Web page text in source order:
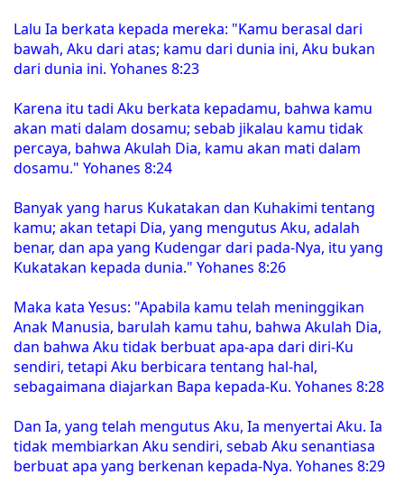
Lalu Ia berkata kepada mereka: "Kamu berasal dari
bawah, Aku dari atas; kamu dari dunia ini, Aku bukan
dari dunia ini. Yohanes 8:23
Karena itu tadi Aku berkata kepadamu, bahwa kamu
akan mati dalam dosamu; sebab jikalau kamu tidak
percaya, bahwa Akulah Dia, kamu akan mati dalam
dosamu." Yohanes 8:24
Banyak yang harus Kukatakan dan Kuhakimi tentang
kamu; akan tetapi Dia, yang mengutus Aku, adalah
benar, dan apa yang Kudengar dari pada-Nya, itu yang
Kukatakan kepada dunia." Yohanes 8:26
Maka kata Yesus: "Apabila kamu telah meninggikan
Anak Manusia, barulah kamu tahu, bahwa Akulah Dia,
dan bahwa Aku tidak berbuat apa-apa dari diri-Ku
sendiri, tetapi Aku berbicara tentang hal-hal,
sebagaimana diajarkan Bapa kepada-Ku. Yohanes 8:28
Dan Ia, yang telah mengutus Aku, Ia menyertai Aku. Ia
tidak membiarkan Aku sendiri, sebab Aku senantiasa
berbuat apa yang berkenan kepada-Nya. Yohanes 8:29